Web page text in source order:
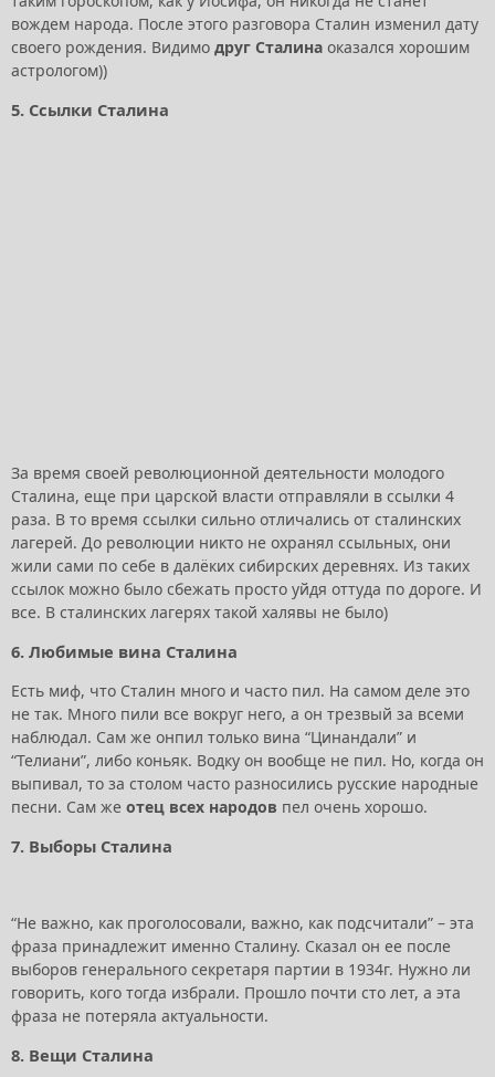
вождем народа. После этого разговора Сталин изменил дату
своего рождения. Видимо друг Сталина оказался хорошим
астрологом))
5. Ссылки Сталина
За время своей революционной деятельности молодого
Сталина, еще при царской власти отправляли в ссылки 4
раза. В то время ссылки сильно отличались от сталинских
лагерей. До революции никто не охранял ссыльных, они
жили сами по себе в далёких сибирских деревнях. Из таких
ссылок можно было сбежать просто уйдя оттуда по дороге. И
все. В сталинских лагерях такой халявы не было)
6. Любимые вина Сталина
Есть миф, что Сталин много и часто пил. На самом деле это
не так. Много пили все вокруг него, а он трезвый за всеми
наблюдал. Сам же онпил только вина “Цинандали” и
“Телиани”, либо коньяк. Водку он вообще не пил. Но, когда он
выпивал, то за столом часто разносились русские народные
песни. Сам же отец всех народов пел очень хорошо.
7. Выборы Сталина
“Не важно, как проголосовали, важно, как подсчитали” – эта
фраза принадлежит именно Сталину. Сказал он ее после
выборов генерального секретаря партии в 1934г. Нужно ли
говорить, кого тогда избрали. Прошло почти сто лет, а эта
фраза не потеряла актуальности.
8. Вещи Сталина